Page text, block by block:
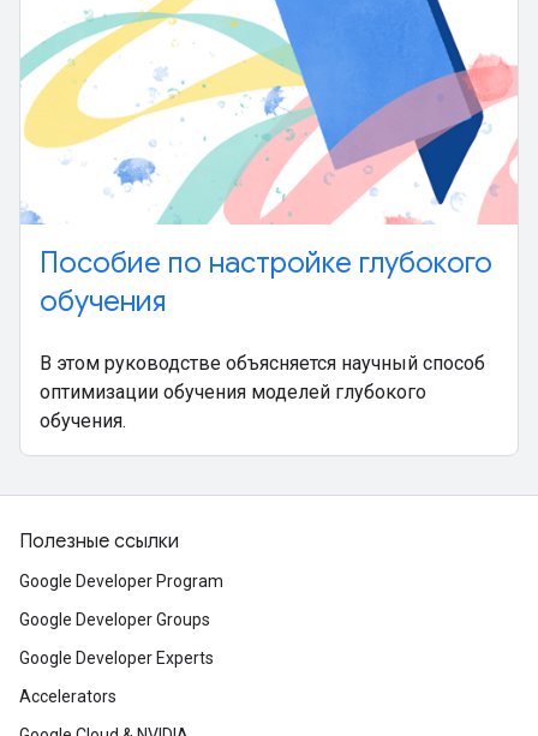
Пособие по настройке глубокого
обучения
В этом руководстве объясняется научный способ
оптимизации обучения моделей глубокого
обучения.
Полезные ссылки
Google Developer Program
Google Developer Groups
Google Developer Experts
Accelerators